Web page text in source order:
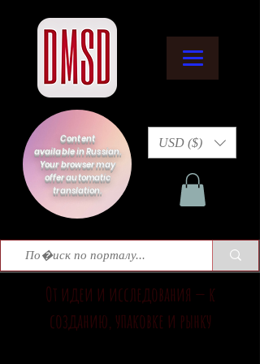
Content
available in Russian.
Your browser may
offer automatic
translation.
USD ($)
От идеи и исследования — к
созданию, упаковке и рынку